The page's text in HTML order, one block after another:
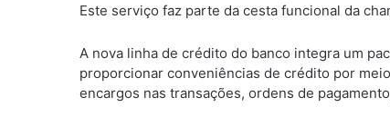
Este serviço faz parte da cesta funcional da
A nova linha de crédito do banco integra um
proporcionar conveniências de crédito por
encargos nas transações, ordens de